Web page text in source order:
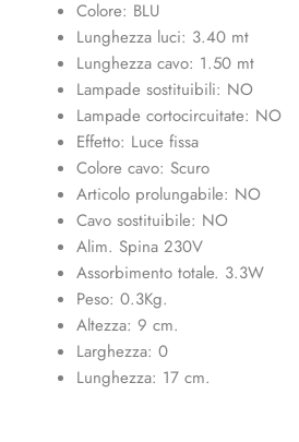
Colore: BLU
Lunghezza luci: 3.40 mt
Lunghezza cavo: 1.50 mt
Lampade sostituibili: NO
Lampade cortocircuitate: NO
Effetto: Luce fissa
Colore cavo: Scuro
Articolo prolungabile: NO
Cavo sostituibile: NO
Alim. Spina 230V
Assorbimento totale. 3.3W
Peso: 0.3Kg.
Altezza: 9 cm.
Larghezza: 0
Lunghezza: 17 cm.